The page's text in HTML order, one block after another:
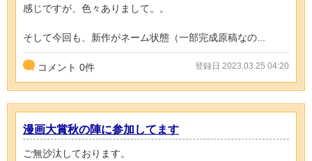
感じですが、色々ありまして。。
そして今回も、新作がネーム状態（一部完成原稿なの...
コメント 0件 登録日 2023.03.25 04:20
漫画大賞秋の陣に参加してます
ご無沙汰しております。